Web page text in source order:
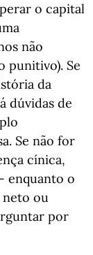
o capital
não
punitivo). Se
da
dúvidas de
Se não for
cínica,
enquanto o
neto ou
por